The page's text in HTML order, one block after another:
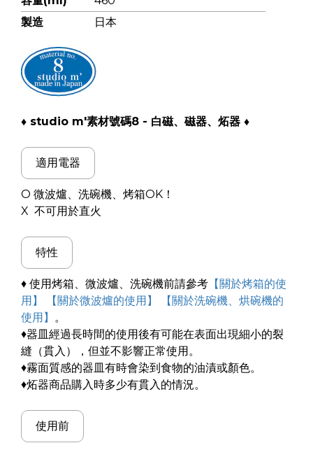
製造
日本
♦ studio m'素材號碼8 - 白磁、磁器、炻器 ♦
適用電器
O 微波爐、洗碗機、烤箱OK！
X 不可用於直火
特性
♦ 使用烤箱、微波爐、洗碗機前請參考 【關於烤箱的使
用】
【關於微波爐的使用】
【關於洗碗機、烘碗機的
使用】 。
♦器皿經過長時間的使用後有可能在表面出現細小的裂
縫（貫入），但並不影響正常使用。
♦霧面質感的器皿有時會染到食物的油漬或顏色。
♦炻器商品購入時多少有貫入的情況。
使用前